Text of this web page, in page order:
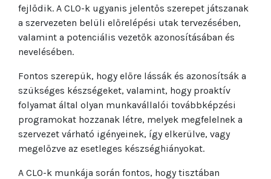
fejlődik. A CLO-k ugyanis jelentős szerepet játszanak
a szervezeten belüli előrelépési utak tervezésében,
valamint a potenciális vezetők azonosításában és
nevelésében.
Fontos szerepük, hogy előre lássák és azonosítsák a
szükséges készségeket, valamint, hogy proaktív
folyamat által olyan munkavállalói továbbképzési
programokat hozzanak létre, melyek megfelelnek a
szervezet várható igényeinek, így elkerülve, vagy
megelőzve az esetleges készséghiányokat.
A CLO-k munkája során fontos, hogy tisztában